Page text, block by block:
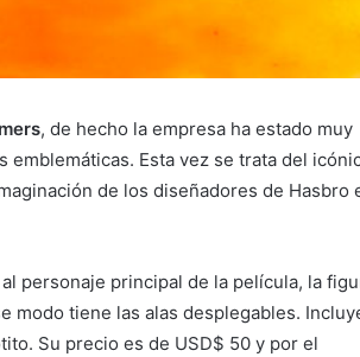
, de hecho la empresa ha estado muy
Esta vez se trata del
de los diseñadores de Hasbro
personaje principal de la película, la
modo tiene las alas desplegables.
Su precio es de USD$ 50 y por el